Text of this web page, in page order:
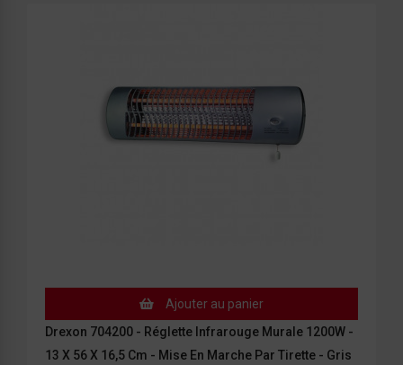
Ajouter au panier
Drexon 704200 - Réglette Infrarouge Murale 1200W -
13 X 56 X 16,5 Cm - Mise En Marche Par Tirette - Gris